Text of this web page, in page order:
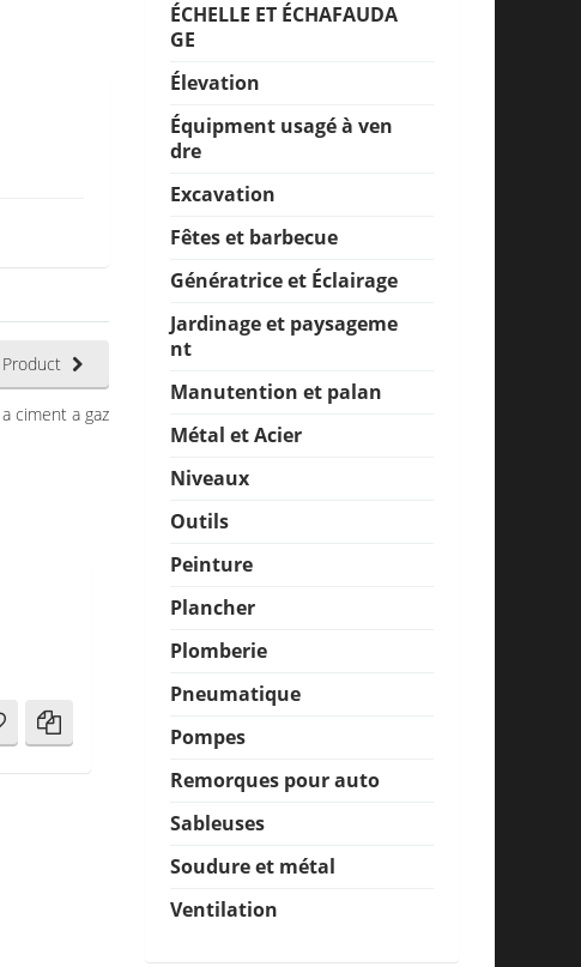
ciment a gaz
ÉCHELLE ET ÉCHAFAUDA
GE
Élevation
Équipment usagé à ven
dre
Excavation
Fêtes et barbecue
Génératrice et Éclairage
Jardinage et paysageme
nt
Manutention et palan
Métal et Acier
Niveaux
Outils
Peinture
Plancher
Plomberie
Pneumatique
Pompes
Remorques pour auto
Sableuses
Soudure et métal
Ventilation